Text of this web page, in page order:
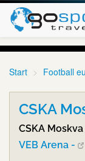
Start Football
CSKA
CSKA Moskva
VEB Arena -